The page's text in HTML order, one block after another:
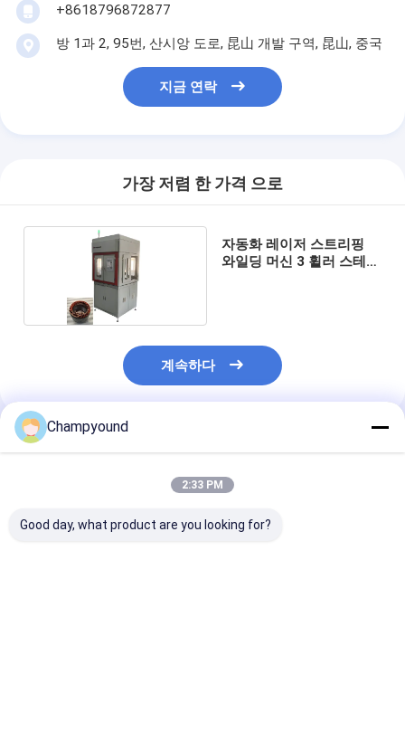
+8618796872877
방 1과 2, 95번, 산시앙 도로, 昆山 개발 구역, 昆山, 중국
지금 연락
가장 저렴 한 가격 으로
자동화 레이저 스트리핑
와일딩 머신 3 휠러 스테이
계속하다
추천된 제품
Champyound
2:33 PM
Good day, what product are you looking for?